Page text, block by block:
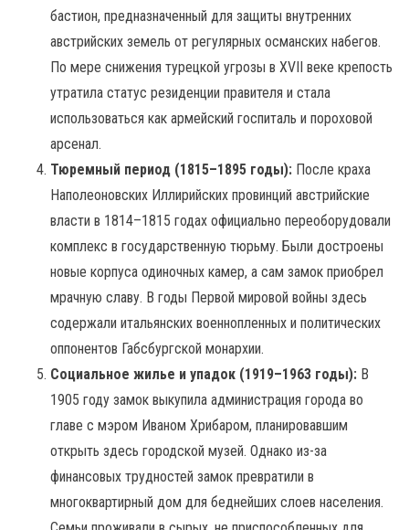
бастион, предназначенный для защиты внутренних
австрийских земель от регулярных османских набегов.
По мере снижения турецкой угрозы в XVII веке крепость
утратила статус резиденции правителя и стала
использоваться как армейский госпиталь и пороховой
арсенал.
Тюремный период (1815–1895 годы): После краха
Наполеоновских Иллирийских провинций австрийские
власти в 1814–1815 годах официально переоборудовали
комплекс в государственную тюрьму. Были достроены
новые корпуса одиночных камер, а сам замок приобрел
мрачную славу. В годы Первой мировой войны здесь
содержали итальянских военнопленных и политических
оппонентов Габсбургской монархии.
Социальное жилье и упадок (1919–1963 годы): В
1905 году замок выкупила администрация города во
главе с мэром Иваном Хрибаром, планировавшим
открыть здесь городской музей. Однако из-за
финансовых трудностей замок превратили в
многоквартирный дом для беднейших слоев населения.